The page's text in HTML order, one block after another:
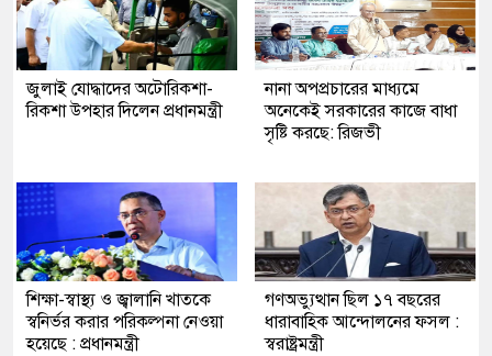
জুলাই যোদ্ধাদের অটোরিকশা-
রিকশা উপহার দিলেন প্রধানমন্ত্রী
নানা অপপ্রচারের মাধ্যমে
অনেকেই সরকারের কাজে বাধা
সৃষ্টি করছে: রিজভী
শিক্ষা-স্বাস্থ্য ও জ্বালানি খাতকে
স্বনির্ভর করার পরিকল্পনা নেওয়া
হয়েছে : প্রধানমন্ত্রী
গণঅভ্যুত্থান ছিল ১৭ বছরের
ধারাবাহিক আন্দোলনের ফসল :
স্বরাষ্ট্রমন্ত্রী